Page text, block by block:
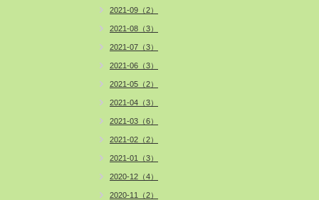
2021-09（2）
2021-08（3）
2021-07（3）
2021-06（3）
2021-05（2）
2021-04（3）
2021-03（6）
2021-02（2）
2021-01（3）
2020-12（4）
2020-11（2）